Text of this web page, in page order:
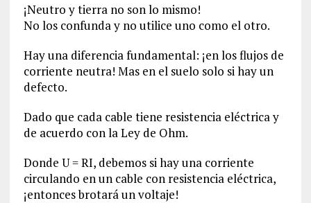
¡Neutro y tierra no son lo mismo!
No los confunda y no utilice uno como el otro.
Hay una diferencia fundamental: ¡en los flujos de
corriente neutra! Mas en el suelo solo si hay un
defecto.
Dado que cada cable tiene resistencia eléctrica y
de acuerdo con la Ley de Ohm.
Donde U = RI, debemos si hay una corriente
circulando en un cable con resistencia eléctrica,
¡entonces brotará un voltaje!